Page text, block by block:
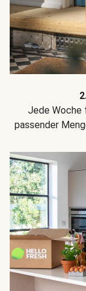
Jede Woche
passender